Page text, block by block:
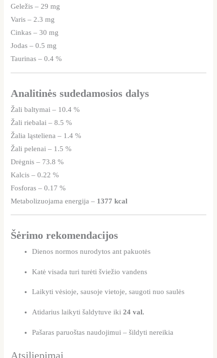
Geležis – 29 mg
Varis – 2.3 mg
Cinkas – 30 mg
Jodas – 0.5 mg
Taurinas – 0.4 %
Analitinės sudedamosios dalys
Žali baltymai – 10.4 %
Žali riebalai – 8.5 %
Žalia ląsteliena – 1.4 %
Žali pelenai – 1.5 %
Drėgnis – 73.8 %
Kalcis – 0.22 %
Fosforas – 0.17 %
Metabolizuojama energija – 1377 kcal
Šėrimo rekomendacijos
Dienos normos nurodytos ant pakuotės
Katė visada turi turėti šviežio vandens
Laikyti vėsioje, sausoje vietoje, saugoti nuo saulės
Atidarius laikyti šaldytuve iki24 val.
Pašaras paruoštas naudojimui – šildyti nereikia